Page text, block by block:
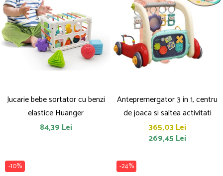
Jucarie bebe sortator cu benzi
elastice Huanger
84,39 Lei
Antepremergator 3 in 1, centru
de joaca si saltea activitati
365,03 Lei
269,45 Lei
-10%
-24%